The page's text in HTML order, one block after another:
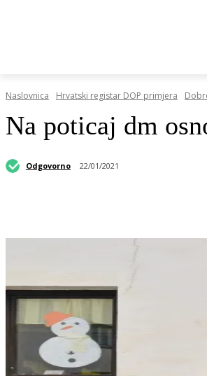
Naslovnica Hrvatski registar DOP primjera
Na poticaj dm
Odgovorno 22/01/2021